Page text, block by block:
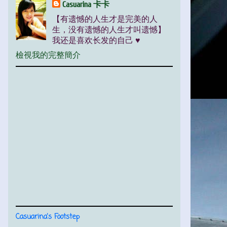
Casuarina 卡卡
【有遗憾的人生才是完美的人
生，没有遗憾的人生才叫遗憾】
我还是喜欢长发的自己 ♥
檢視我的完整簡介
Casuarina's Footstep